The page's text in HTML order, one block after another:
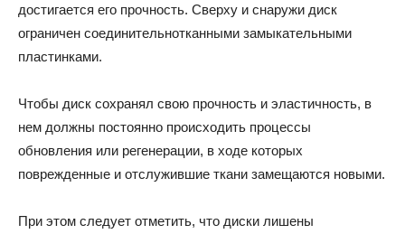
достигается его прочность. Сверху и снаружи диск
ограничен соединительнотканными замыкательными
пластинками.
Чтобы диск сохранял свою прочность и эластичность, в
нем должны постоянно происходить процессы
обновления или регенерации, в ходе которых
поврежденные и отслужившие ткани замещаются новыми.
При этом следует отметить, что диски лишены